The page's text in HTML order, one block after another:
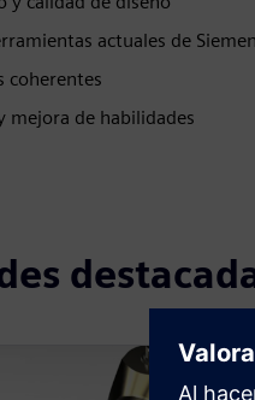
actuales de
coherentes
mejora de habilidades